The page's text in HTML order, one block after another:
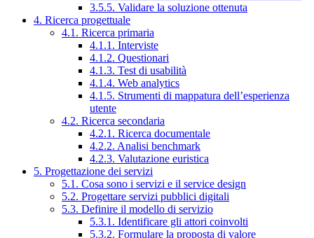
3.5.5. Validare la soluzione ottenuta
4. Ricerca progettuale
4.1. Ricerca primaria
4.1.1. Interviste
4.1.2. Questionari
4.1.3. Test di usabilità
4.1.4. Web analytics
4.1.5. Strumenti di mappatura dell’esperienza
utente
4.2. Ricerca secondaria
4.2.1. Ricerca documentale
4.2.2. Analisi benchmark
4.2.3. Valutazione euristica
5. Progettazione dei servizi
5.1. Cosa sono i servizi e il service design
5.2. Progettare servizi pubblici digitali
5.3. Definire il modello di servizio
5.3.1. Identificare gli attori coinvolti
5.3.2. Formulare la proposta di valore